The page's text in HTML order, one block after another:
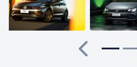
Anterior